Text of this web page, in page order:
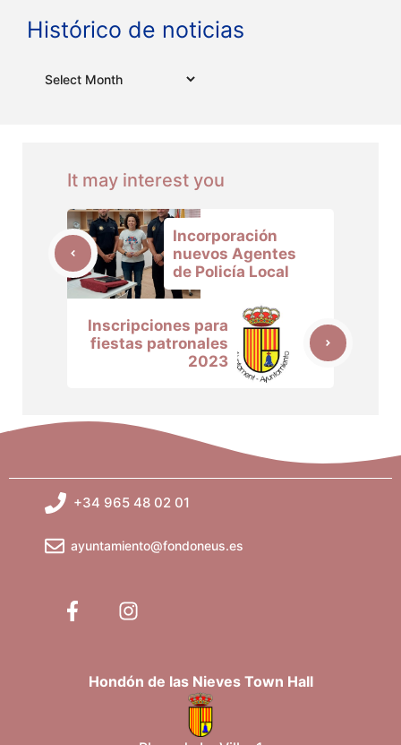
Histórico de noticias
It may interest you
Incorporación
nuevos Agentes
de Policía Local
Inscripciones para
fiestas patronales
2023
+34 965 48 02 01
ayuntamiento@fondoneus.es
Hondón de las Nieves Town Hall